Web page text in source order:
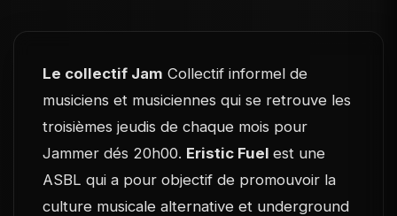
Le collectif Jam Collectif informel de
musiciens et musiciennes qui se retrouve les
troisièmes jeudis de chaque mois pour
Jammer dés 20h00. Eristic Fuel est une
ASBL qui a pour objectif de promouvoir la
culture musicale alternative et underground